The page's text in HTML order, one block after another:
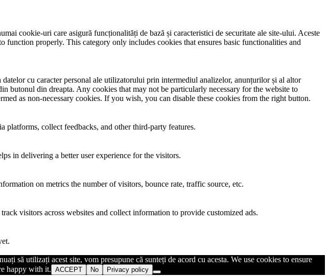
cookie-uri care asigură funcționalități de bază și caracteristici de securitate ale site-ului. Aceste
function properly. This category only includes cookies that ensures basic functionalities and
cu caracter personal ale utilizatorului prin intermediul analizelor, anunțurilor și al altor
butonul din dreapta. Any cookies that may not be particularly necessary for the website to
as non-necessary cookies. If you wish, you can disable these cookies from the right button.
collect feedbacks, and other third-party features.
in delivering a better user experience for the visitors.
on metrics the number of visitors, bounce rate, traffic source, etc.
visitors across websites and collect information to provide customized ads.
să utilizați acest site, vom presupune că sunteți de acord cu acesta. We use cookies to ensure
happy with it. ACCEPT No Privacy policy